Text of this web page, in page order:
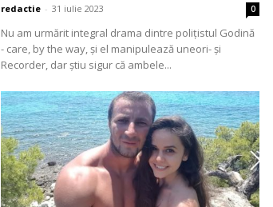
redactie - 31 iulie 2023 0
Nu am urmărit integral drama dintre polițistul Godină
- care, by the way, și el manipulează uneori- și
Recorder, dar știu sigur că ambele...